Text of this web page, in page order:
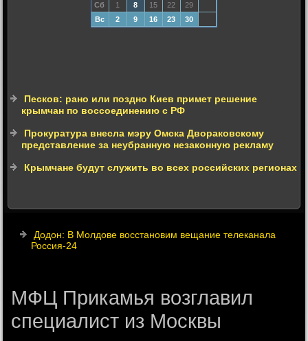
Сб
1 8 15 22
29
Вс
2 9 16 23 30
Песков: рано или поздно Киев примет решение
крымчан по воссоединению с РФ
Прокуратура внесла мэру Омска Двораковскому
представление за неубранную незаконную рекламу
Крымчане будут служить во всех российских регионах
Додон: В Молдове восстановим вещание телеканала
Россия-24
МФЦ Прикамья возглавил
специалист из Москвы